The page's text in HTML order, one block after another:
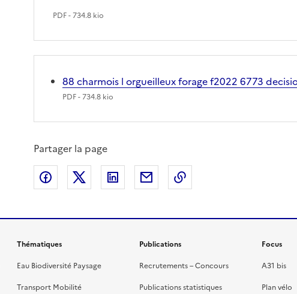
PDF- 734.8 kio
88 charmois l orgueilleux forage f2022 6773
PDF- 734.8 kio
Partager la page
Partager sur Facebook
Partager sur XPartager sur LinkedIn
Partager par emailCopier le lien de la
Thématiques
Eau Biodiversité Paysage
Transport Mobilité
Publications
Recrutements – Concours
Publications statistiques
Focus
A31 bis
Plan vélo